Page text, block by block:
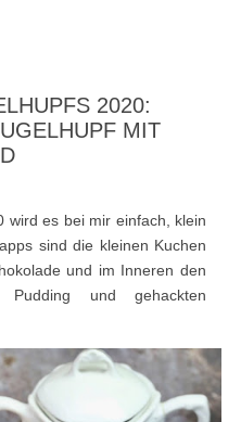
2020:
MIT
wird es bei mir einfach, klein
sind die kleinen Kuchen
und im Inneren den
und gehackten